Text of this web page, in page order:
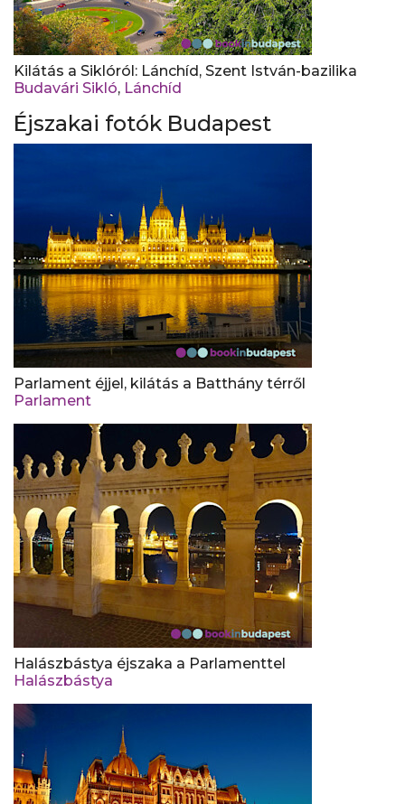
Kilátás a Siklóról: Lánchíd, Szent István-bazilika
Budavári Sikló, Lánchíd
Éjszakai fotók Budapest
Parlament éjjel, kilátás a Batthány térről
Parlament
Halászbástya éjszaka a Parlamenttel
Halászbástya